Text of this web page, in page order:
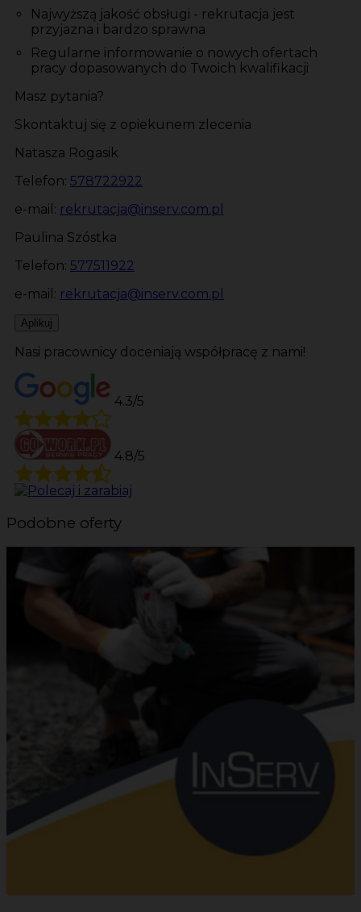
Najwyższą jakość obsługi - rekrutacja jest
przyjazna i bardzo sprawna
Regularne informowanie o nowych ofertach
pracy dopasowanych do Twoich kwalifikacji
Masz pytania?
Skontaktuj się z opiekunem zlecenia
Natasza Rogasik
Telefon: 578722922
e-mail: rekrutacja@inserv.com.pl
Paulina Szóstka
Telefon: 577511922
e-mail: rekrutacja@inserv.com.pl
Aplikuj
Nasi pracownicy doceniają współpracę z nami!
4.3/5
4.8/5
Podobne oferty